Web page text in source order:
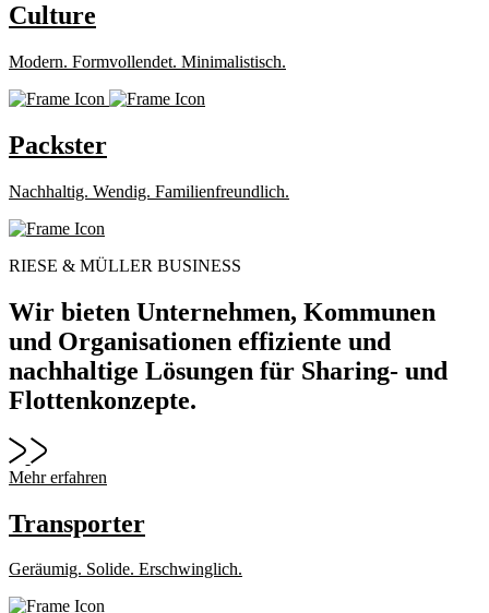
Culture
Modern. Formvollendet. Minimalistisch.
Packster
Nachhaltig. Wendig. Familienfreundlich.
RIESE & MÜLLER BUSINESS
Wir bieten Unternehmen, Kommunen
und Organisationen effiziente und
nachhaltige Lösungen für Sharing- und
Flottenkonzepte.
Mehr erfahren
Transporter
Geräumig. Solide. Erschwinglich.